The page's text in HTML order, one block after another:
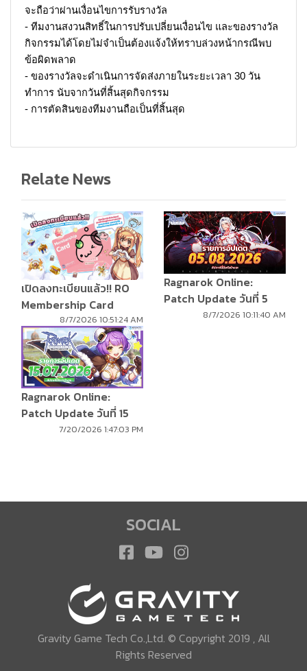
จะถือว่าผ่านเงื่อนไขการรับรางวัล
- ทีมงานสงวนสิทธิ์ในการปรับเปลี่ยนเงื่อนไข และของรางวัล
กิจกรรมได้โดยไม่จำเป็นต้องแจ้งให้ทราบล่วงหน้ากรณีพบ
ข้อผิดพลาด
- ของรางวัลจะดำเนินการจัดส่งภายในระยะเวลา 30 วัน
ทำการ นับจากวันที่สิ้นสุดกิจกรรม
- การตัดสินของทีมงานถือเป็นที่สิ้นสุด
Relate News
เปิดลงทะเบียนแล้ว!! RO
Membership Card
8/7/2026 10:51:24 AM
Ragnarok Online:
Patch Update วันที่ 5
สิงหาคม 25698/7/2026 10:11:40 AM
Ragnarok Online:
Patch Update วันที่ 15
กรกฎาคม 2569
7/20/2026 1:47:03 PM
SOCIAL
Gravity Game Tech Co.,Ltd. © Copyright 2019 , All
Rights Reserved